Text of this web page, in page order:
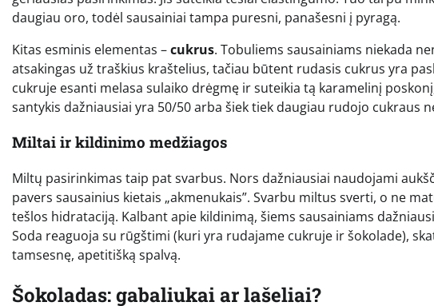
daugiau oro, todėl sausainiai tampa puresni, panašesni į pyragą.
Kitas esminis elementas –cukrus. Tobuliems sausainiams niekada
atsakingas už traškius kraštelius, tačiau būtent rudasis cukrus yra
cukruje esanti melasa sulaiko drėgmę ir suteikia tą karamelinį
santykis dažniausiai yra 50/50 arba šiek tiek daugiau rudojo cukraus
Miltai ir kildinimo medžiagos
Miltų pasirinkimas taip pat svarbus. Nors dažniausiai naudojami
pavers sausainius kietais „akmenukais”. Svarbu miltus sverti, o ne
tešlos hidrataciją. Kalbant apie kildinimą, šiems sausainiams
Soda reaguoja su rūgštimi (kuri yra rudajame cukruje ir šokolade),
tamsesnę, apetitišką spalvą.
Šokoladas: gabaliukai ar lašeliai?